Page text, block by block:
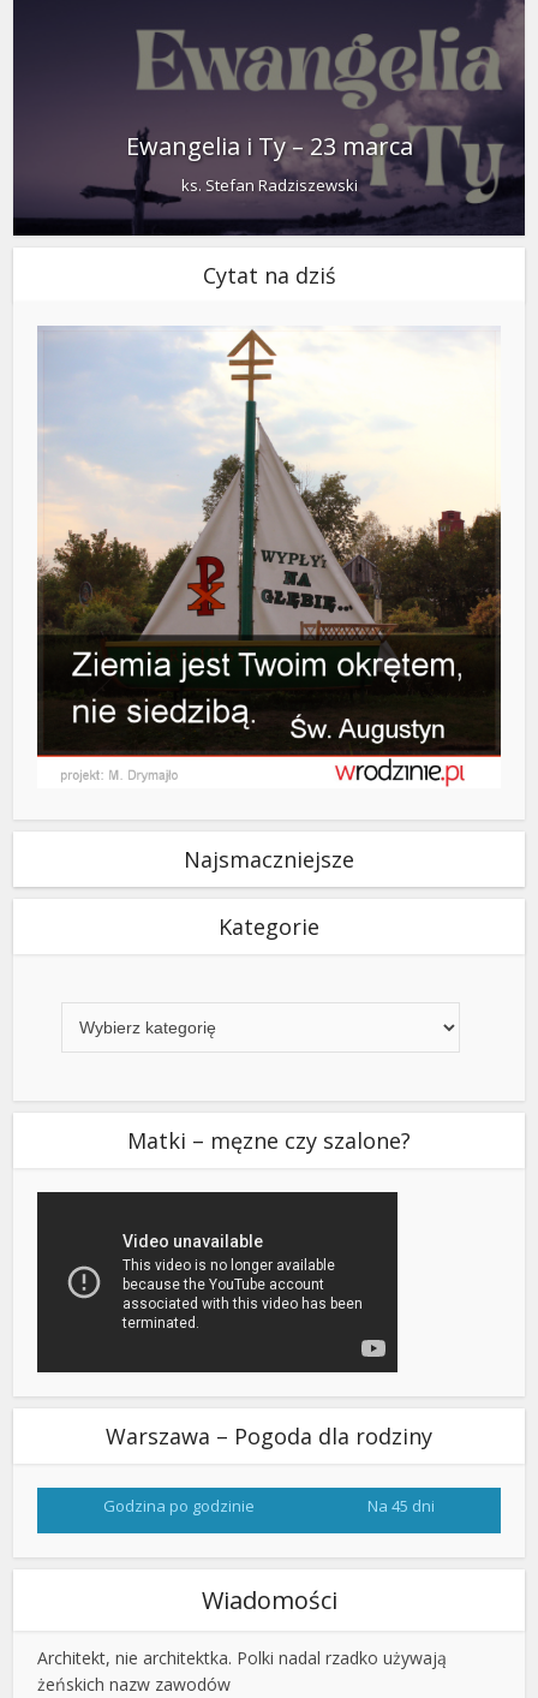
Ewangelia i Ty – 23 marca
ks. Stefan Radziszewski
Cytat na dziś
Najsmaczniejsze
Kategorie
Matki – męzne czy szalone?
Warszawa – Pogoda dla rodziny
Godzina po godzinie Na 45 dni
Wiadomości
Architekt, nie architektka. Polki nadal rzadko używają
żeńskich nazw zawodów